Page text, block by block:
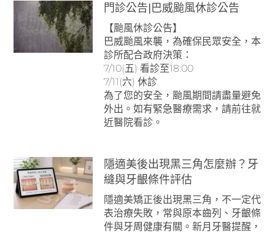
門診公告|巴威颱風休診公告
【颱風休診公告】
巴威颱風來襲，為確保民眾安全，本
診所配合政府決策：
7/10(五) 看診至18:00
7/11(六) 休診
為了您的安全，颱風期間請盡量避免
外出。如有緊急醫療需求，請前往就
近醫院看診。
隱適美後出現黑三角怎麼辦？牙
縫與牙齦條件評估
隱適美矯正後出現黑三角，不一定代
表治療失敗，常與原本齒列、牙齦條
件與牙周健康有關。新月牙醫提醒，